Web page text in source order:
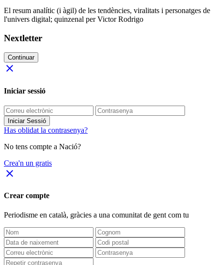
El resum analític (i àgil) de les tendències, viralitats i personatges de
l'univers digital; quinzenal per Victor Rodrigo
Nextletter
Continuar
close
Iniciar sessió
Iniciar Sessió
Has oblidat la contrasenya?
No tens compte a Nació?
Crea'n un gratis
close
Crear compte
Periodisme en català, gràcies a una comunitat de gent com tu